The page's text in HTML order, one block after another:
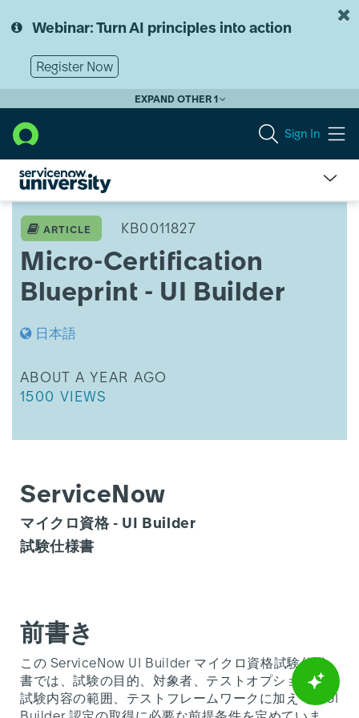
to
content
to
Webinar: Turn AI principles into action
Register Now
EXPAND OTHER 1
Sign In
Certification
Blueprint
Builder
ARTICLE KB0011827
Micro-Certification
Blueprint - UI Builder
日本語
THIS ARTICLE WAS UPDATED
ABOUT A YEAR AGO
THIS ARTICLE HAS 1500 VIEWS.
1500 VIEWS
ServiceNow
マイクロ資格 - UI Builder
試験仕様書
前書き
この ServiceNow UI Builder マイクロ資格試験仕様
書では、試験の目的、対象者、テストオプション、
試験内容の範囲、テストフレームワークに加えて、UI